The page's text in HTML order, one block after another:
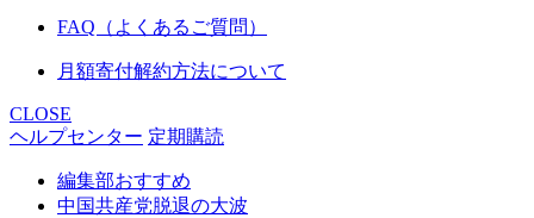
FAQ（よくあるご質問）
月額寄付解約方法について
CLOSE
ヘルプセンター 定期購読
編集部おすすめ
中国共産党脱退の大波